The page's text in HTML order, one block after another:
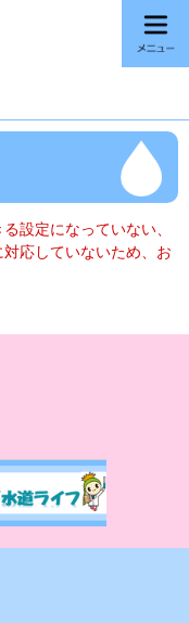
設定になっていない、
応していないため、お